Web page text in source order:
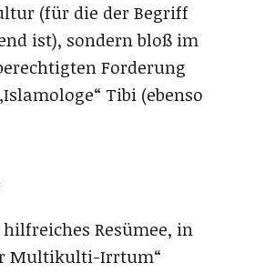
(für die der Begriff
ist), sondern bloß im
Forderung
Tibi (ebenso
Resümee, in
Multikulti-Irrtum“